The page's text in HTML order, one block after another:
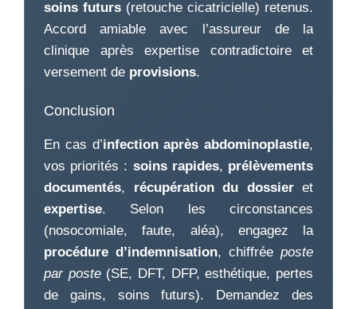
soins futurs (retouche cicatricielle) retenus.
Accord amiable avec l’assureur de la
clinique après expertise contradictoire et
versement de provisions.
Conclusion
En cas d’infection après abdominoplastie,
vos priorités : soins rapides, prélèvements
documentés, récupération du dossieret
expertise. Selon les circonstances
(nosocomiale, faute, aléa), engagez la
procédure d’indemnisation, chiffrée poste
par poste(SE, DFT, DFP, esthétique, pertes
de gains, soins futurs). Demandez des